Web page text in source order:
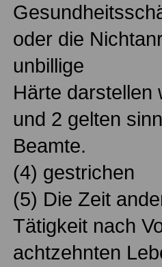
oder die
unbillige
Härte darstellen
und 2 gelten
Beamte.
(4) gestrichen
(5) Die Zeit
Tätigkeit nach
achtzehnten